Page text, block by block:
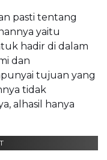
pasti tentang
yaitu
hadir di dalam
dan
tujuan yang
tidak
alhasil hanya